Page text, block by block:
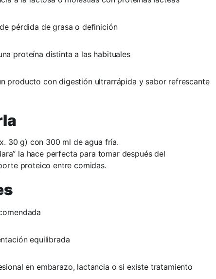
pérdida de grasa o definición
proteína distinta a las habituales
producto con digestión ultrarrápida y sabor refrescante
30 g) con 300 ml de agua fría.
la hace perfecta para tomar después del
proteico entre comidas.
equilibrada
en embarazo, lactancia o si existe tratamiento